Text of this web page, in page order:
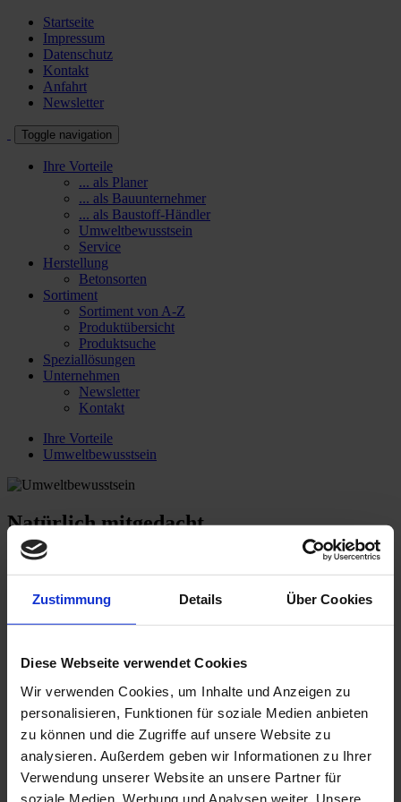
Zustimmung Details Über Cookies
Diese Webseite verwendet Cookies
Wir verwenden Cookies, um Inhalte und Anzeigen zu
personalisieren, Funktionen für soziale Medien anbieten
zu können und die Zugriffe auf unsere Website zu
analysieren. Außerdem geben wir Informationen zu Ihrer
Verwendung unserer Website an unsere Partner für
soziale Medien, Werbung und Analysen weiter. Unsere
Startseite
Impressum
Datenschutz
Kontakt
Anfahrt
Newsletter
Toggle navigation
Ihre Vorteile
... als Planer
... als Bauunternehmer
... als Baustoff-Händler
Umweltbewusstsein
Service
Herstellung
Betonsorten
Sortiment
Sortiment von A-Z
Produktübersicht
Produktsuche
Speziallösungen
Unternehmen
Newsletter
Kontakt
Ihre Vorteile
Umweltbewusstsein
Natürlich mitgedacht
Umweltbewusstsein
Umgang mit natürlichen Ressourcen voraus. Deswegen sind wir bei
Arbeitsprozesse und -abläufe so zu optimieren, dass Belastungen für
komplett vermieden werden.
Sämtliche Betonprodukte unseres Sortiments werden aus regionalen
Ausgangsstoffen und unter möglichst geringem Energieaufwand
hergestellt. Dank ihrer Zusammensetzung aus den natürlichen
Bestandteilen Kies, Sand, Wasser, Naturstein und Zement können
sie hervorragend recycelt werden.